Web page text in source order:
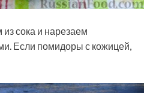
сока и нарезаем
Если помидоры с кожицей,